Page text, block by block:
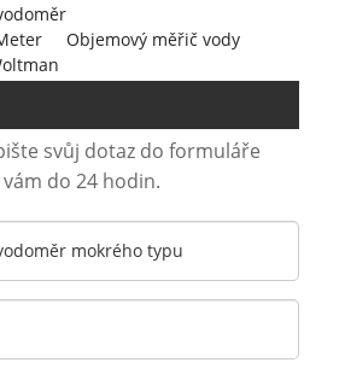
Objemový měřič vody
svůj dotaz do formuláře
do 24 hodin.